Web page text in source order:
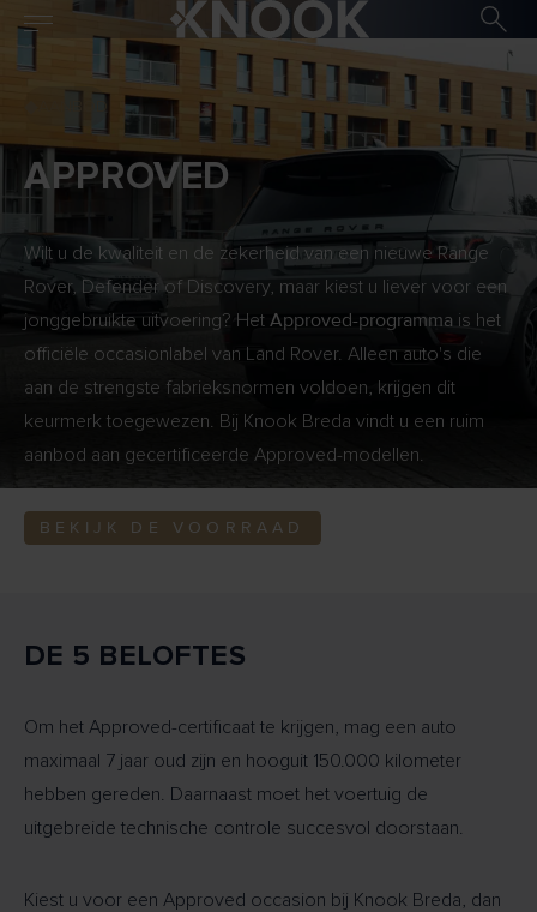
APPROVED
Wilt u de kwaliteit en de zekerheid van een nieuwe Range
Rover, Defender of Discovery, maar kiest u liever voor een
jonggebruikte uitvoering? Het Approved-programma is het
officiële occasionlabel van Land Rover. Alleen auto's die
aan de strengste fabrieksnormen voldoen, krijgen dit
keurmerk toegewezen. Bij Knook Breda vindt u een ruim
aanbod aan gecertificeerde Approved-modellen.
BEKIJK DE VOORRAAD
DE 5 BELOFTES
Om het Approved-certificaat te krijgen, mag een auto
maximaal 7 jaar oud zijn en hooguit 150.000 kilometer
hebben gereden. Daarnaast moet het voertuig de
uitgebreide technische controle succesvol doorstaan.
Kiest u voor een Approved occasion bij Knook Breda, dan